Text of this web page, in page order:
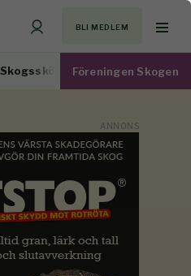
BLI MEDLEM
Skogsskötsel Virkesmarknad
Föreningen Skogen